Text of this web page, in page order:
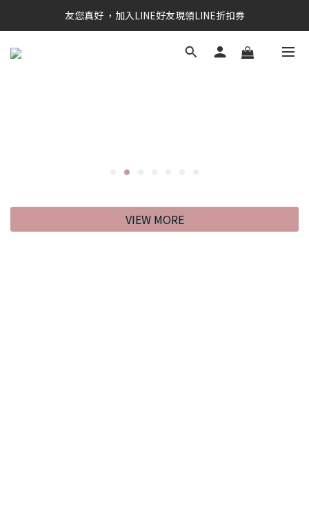
RAINSTORY會員招募中   加入會員即贈送購物金50元
友您真好 ，加入LINE好友現領LINE折扣券
RAINSTORY會員招募中   加入會員即贈送購物金50元
VIEW MORE